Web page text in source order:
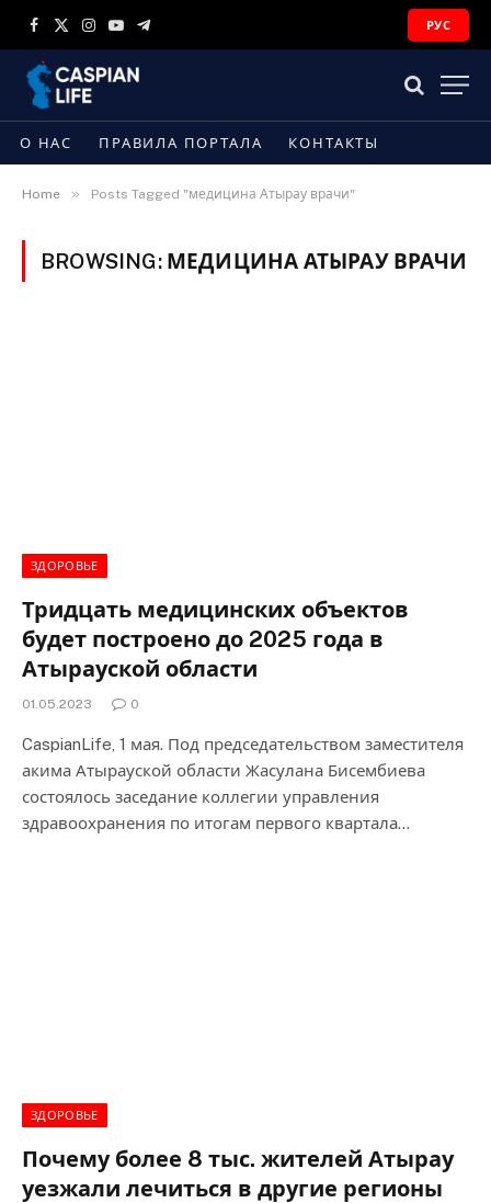
Facebook
X
Instagram
YouTubeTelegram
РУС
О НАС ПРАВИЛА ПОРТАЛА КОНТАКТЫ
Home » Posts Tagged "медицина Атырау врачи"
BROWSING: МЕДИЦИНА АТЫРАУ ВРАЧИ
ЗДОРОВЬЕ
Тридцать медицинских объектов
будет построено до 2025 года в
Атырауской области
01.05.2023 0
CaspianLife, 1 мая. Под председательством заместителя
акима Атырауской области Жасулана Бисембиева
состоялось заседание коллегии управления
здравоохранения по итогам первого квартала…
ЗДОРОВЬЕ
Почему более 8 тыс. жителей Атырау
уезжали лечиться в другие регионы